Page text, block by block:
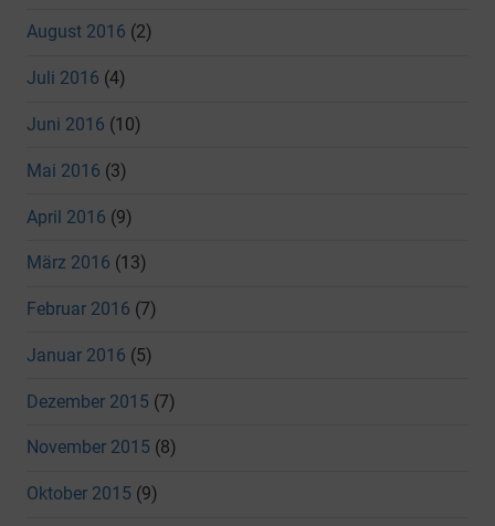
August 2016 (2)
Juli 2016 (4)
Juni 2016 (10)
Mai 2016 (3)
April 2016 (9)
März 2016 (13)
Februar 2016 (7)
Januar 2016 (5)
Dezember 2015 (7)
November 2015 (8)
Oktober 2015 (9)